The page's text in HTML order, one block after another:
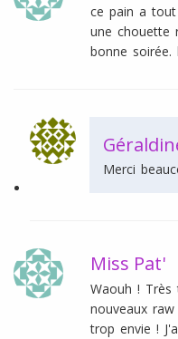
ce pain a
une chouette
bonne soirée.
Merci
Miss Pat'
Waouh ! Très
nouveaux
trop envie !